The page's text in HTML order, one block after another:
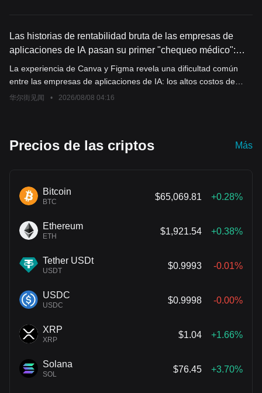
Las historias de rentabilidad bruta de las empresas de
aplicaciones de IA pasan su primer "chequeo médico":
Canva reduce intencionalmente su crecimiento, Figma
asume los costos de inferencia
La experiencia de Canva y Figma revela una dificultad común
entre las empresas de aplicaciones de IA: los altos costos de
inferencia están erosionando seriamente el margen bruto y
sufrió una caída en el valor de sus acciones debido a que asumió
necesita tiempo para ser comprobado.
华尔街见闻 • 2026/08/08 04:16
Precios de las criptos Más
Bitcoin
BTC
$65,069.81 +0.28%
Ethereum
ETH
$1,921.54 +0.38%
Tether USDt
USDT
$0.9993 -0.01%
USDC
USDC
$0.9998 -0.00%
XRP
XRP
$1.04 +1.66%
Solana
SOL
$76.45 +3.70%